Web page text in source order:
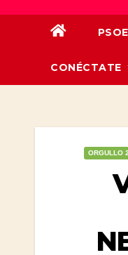
CONÉCTATE
ORGULLO